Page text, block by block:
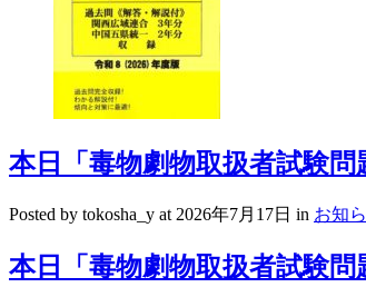
本日「毒物劇物取扱者試験
Posted by tokosha_y at 2026年7月17日 in お知
本日「毒物劇物取扱者試験問